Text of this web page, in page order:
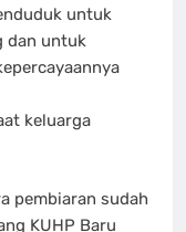
untuk
dan untuk
keluarga
pembiaran sudah
KUHP Baru